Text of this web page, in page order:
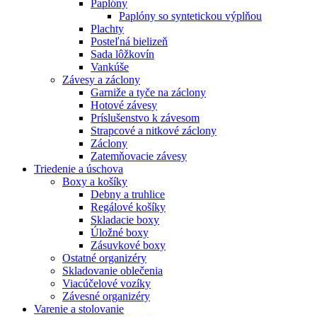
Paplóny
Paplóny so syntetickou výplňou
Plachty
Posteľná bielizeň
Sada lôžkovín
Vankúše
Závesy a záclony
Garniže a tyče na záclony
Hotové závesy
Príslušenstvo k závesom
Strapcové a nitkové záclony
Záclony
Zatemňovacie závesy
Triedenie a úschova
Boxy a košíky
Debny a truhlice
Regálové košíky
Skladacie boxy
Úložné boxy
Zásuvkové boxy
Ostatné organizéry
Skladovanie oblečenia
Viacúčelové vozíky
Závesné organizéry
Varenie a stolovanie